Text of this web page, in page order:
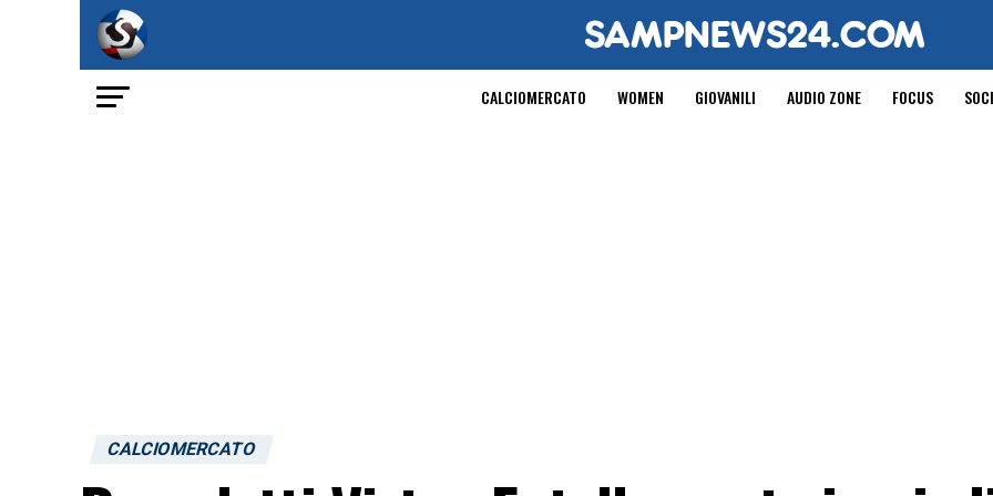
CALCIOMERCATO WOMEN GIOVANILI AUDIO ZONE FOCUS
CALCIOMERCATO